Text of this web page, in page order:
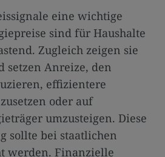
eine wichtige
sind für Haushalte
Zugleich zeigen sie
setzen Anreize, den
effizientere
oder auf
umzusteigen. Diese
sollte bei staatlichen
werden. Finanzielle